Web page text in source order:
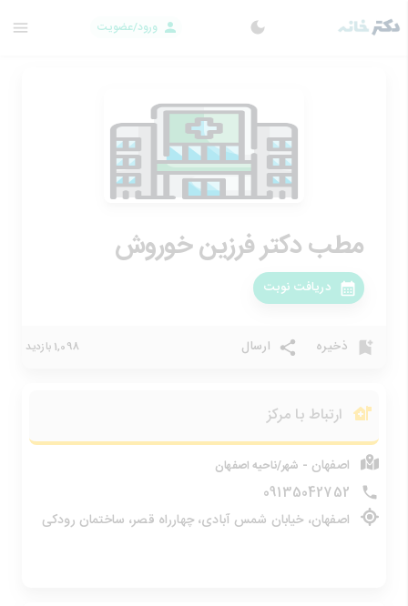
ورود/عضویت
مطب دکتر فرزین خوروش
دریافت نوبت
ذخیره ارسال 1,098 بازدید
ارتباط با مرکز
اصفهان - شهر/ناحیه اصفهان
09135042752
اصفهان، خیابان شمس آبادی، چهارراه قصر، ساختمان رودکی